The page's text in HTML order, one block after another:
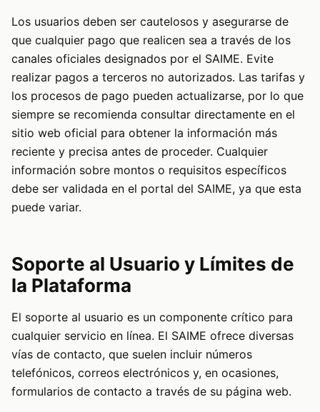
Los usuarios deben ser cautelosos y asegurarse de
que cualquier pago que realicen sea a través de los
canales oficiales designados por el SAIME. Evite
realizar pagos a terceros no autorizados. Las tarifas y
los procesos de pago pueden actualizarse, por lo que
siempre se recomienda consultar directamente en el
sitio web oficial para obtener la información más
reciente y precisa antes de proceder. Cualquier
información sobre montos o requisitos específicos
debe ser validada en el portal del SAIME, ya que esta
puede variar.
Soporte al Usuario y Límites de
la Plataforma
El soporte al usuario es un componente crítico para
cualquier servicio en línea. El SAIME ofrece diversas
vías de contacto, que suelen incluir números
telefónicos, correos electrónicos y, en ocasiones,
formularios de contacto a través de su página web.